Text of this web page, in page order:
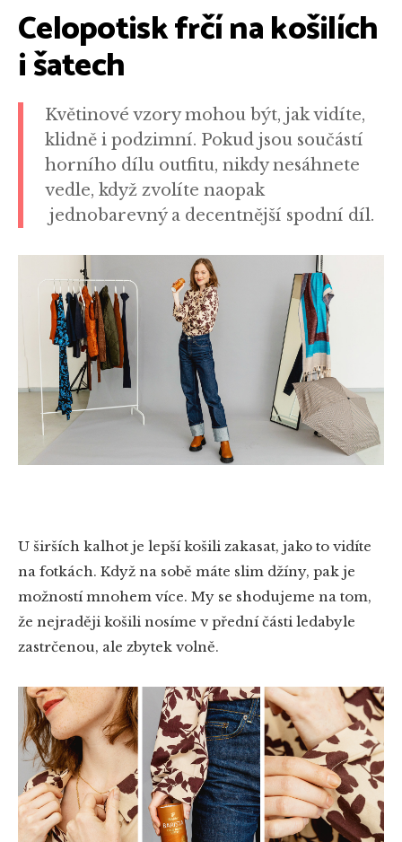
Celopotisk frčí na košilích
i šatech
Květinové vzory mohou být, jak vidíte,
klidně i podzimní. Pokud jsou součástí
horního dílu outfitu, nikdy nesáhnete
vedle, když zvolíte naopak
jednobarevný a decentnější spodní díl.
U širších kalhot je lepší košili zakasat, jako to vidíte
na fotkách. Když na sobě máte slim džíny, pak je
možností mnohem více. My se shodujeme na tom,
že nejraději košili nosíme v přední části ledabyle
zastrčenou, ale zbytek volně.